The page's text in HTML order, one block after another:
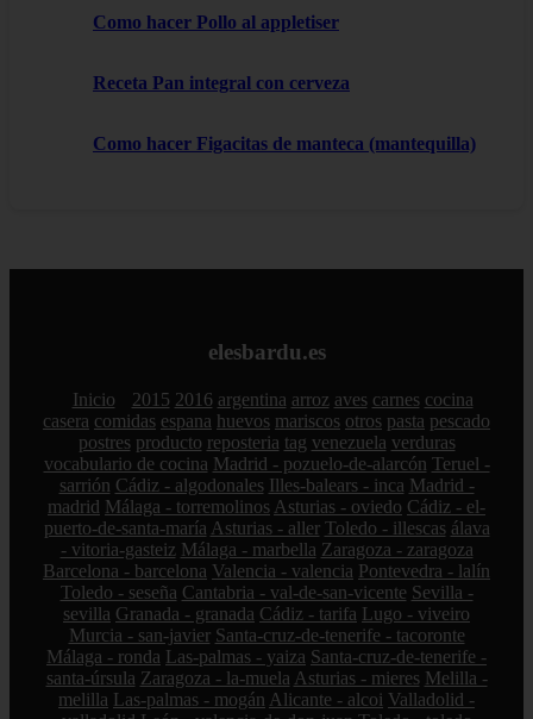
Como hacer Pollo al appletiser
Receta Pan integral con cerveza
Como hacer Figacitas de manteca (mantequilla)
elesbardu.es
Inicio 2015 2016 argentina arroz aves carnes cocina
casera comidas espana huevos mariscos otros pasta pescado
postres producto reposteria tag venezuela verduras
vocabulario de cocina Madrid - pozuelo-de-alarcón Teruel -
sarrión Cádiz - algodonales Illes-balears - inca Madrid -
madrid Málaga - torremolinos Asturias - oviedo Cádiz - el-
puerto-de-santa-maría Asturias - aller Toledo - illescas álava
- vitoria-gasteiz Málaga - marbella Zaragoza - zaragoza
Barcelona - barcelona Valencia - valencia Pontevedra - lalín
Toledo - seseña Cantabria - val-de-san-vicente Sevilla -
sevilla Granada - granada Cádiz - tarifa Lugo - viveiro
Murcia - san-javier Santa-cruz-de-tenerife - tacoronte
Málaga - ronda Las-palmas - yaiza Santa-cruz-de-tenerife -
santa-úrsula Zaragoza - la-muela Asturias - mieres Melilla -
melilla Las-palmas - mogán Alicante - alcoi Valladolid -